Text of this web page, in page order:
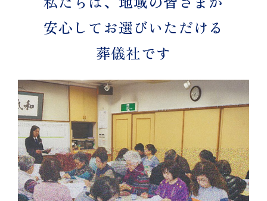
安心してお選びいただける
葬儀社です